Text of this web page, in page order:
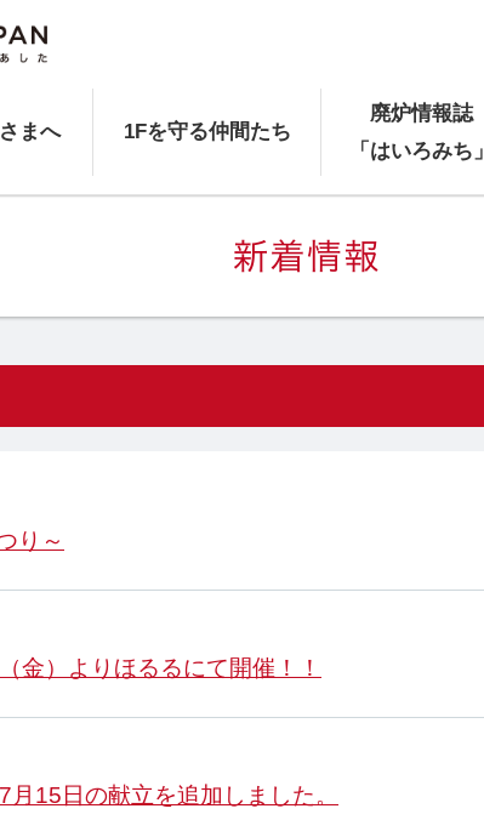
まへ 1Fを守る仲間たち
廃炉情報誌
「はいろみち」
り～
金）よりほるるにて開催！！
15日の献立を追加しました。